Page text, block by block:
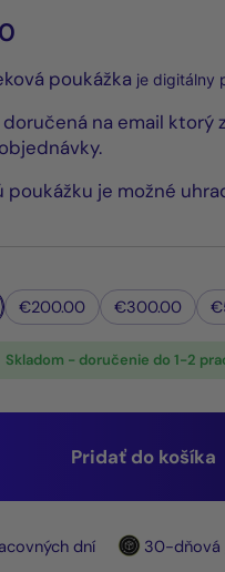
poukážka je digitálny
doručená na email ktorý
poukážku je možné
€200.00 €300.00
Skladom - doručenie do 1-2
Pridať do košíka
dní 30-dňová